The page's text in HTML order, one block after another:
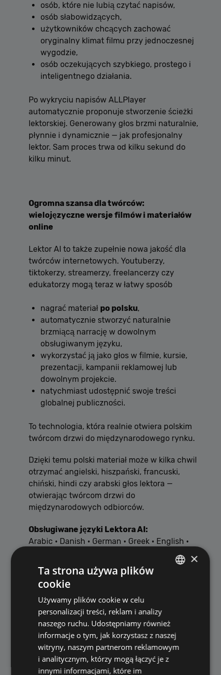
osób, które nie lubią czytać napisów,
osób słabowidzących,
użytkowników chcących zachować
oryginalny klimat filmu przy jednoczesnej
wygodzie,
osób oczekujących szybkiego, prostego i
inteligentnego działania.
Po wykryciu napisów ALLPlayer
automatycznie proponuje stworzenie ścieżki
lektorskiej. Generowany głos brzmi naturalnie,
płynnie i dynamicznie — jak profesjonalny
lektor. Sam proces trwa od kilku sekund do
kilku minut.
Ogromna szansa dla twórców:
wielojęzyczne wersje filmów i materiałów
online
Lektor AI to także zupełnie nowa jakość dla
twórców internetowych. Youtuberzy,
tiktokerzy, streamerzy, freelancerzy czy
edukatorzy mogą teraz w łatwy sposób
nagrać materiał po polsku,
automatycznie stworzyć naturalnie
brzmiącą narrację w dowolnym
obsługiwanym języku,
wykorzystać ją jako głos w filmie, kursie,
prezentacji, kampanii reklamowej lub
dowolnym projekcie.
natychmiast udostępnić swoje treści
globalnej publiczności.
To technologia, która realnie otwiera polskim
twórcom drzwi do międzynarodowego rynku.
Dzięki temu polski materiał może w kilka chwil
otrzymać angielski, hiszpański, francuski,
chiński, hindi czy arabski głos lektora —
otwierając twórcom drzwi do
międzynarodowych odbiorców.
Obsługiwane języki Lektora AI:
Arabic • Danish • German • Greek • English •
Spanish • Finnish • French • Hebrew • Hindi •
Italian • Japanese • Korean • Malay • Dutch •
Norwegian • Polish • Portuguese • Swedish •
Swahili • Turkish • Chinese
To ogromna zmiana – jeden materiał może
teraz istnieć w wielu wersjach językowych,
bez studia nagraniowego czy wynajmowania
profesjonalnych lektorów.
×
Ta strona używa plików
cookie
Używamy plików cookie w celu
personalizacji treści, reklam i analizy
naszego ruchu. Udostępniamy również
informacje o tym, jak korzystasz z naszej
witryny, naszym partnerom reklamowym
i analitycznym, którzy mogą łączyć je z
innymi informacjami, które im